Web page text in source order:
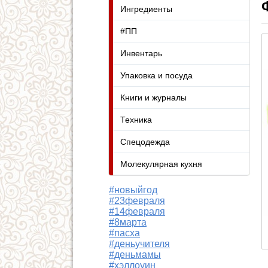
Ингредиенты
#ПП
Инвентарь
Упаковка и посуда
Книги и журналы
Техника
Спецодежда
Молекулярная кухня
#новыйгод
#23февраля
#14февраля
#8марта
#пасха
#деньучителя
#деньмамы
#хэллоуин